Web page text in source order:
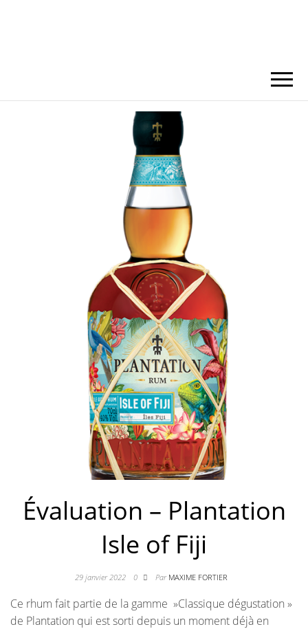
Évaluation – Plantation
Isle of Fiji
29 janvier 2022 0 Par MAXIME FORTIER
Ce rhum fait partie de la gamme »Classique dégustation »
de Plantation qui est sorti depuis un moment déjà en